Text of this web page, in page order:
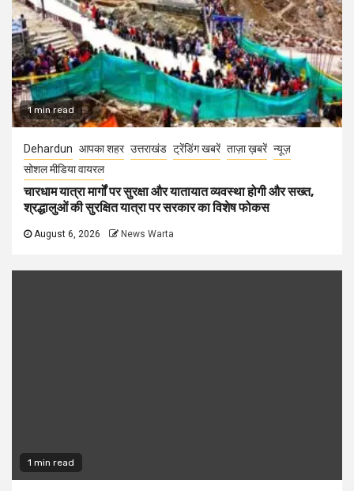
1 min read
Dehardun आपका शहर उत्तराखंड ट्रेंडिंग खबरें ताज़ा ख़बरें न्यूज़
सोशल मीडिया वायरल
चारधाम यात्रा मार्गों पर सुरक्षा और यातायात व्यवस्था होगी और सख्त,
श्रद्धालुओं की सुरक्षित यात्रा पर सरकार का विशेष फोकस
August 6, 2026 News Warta
1 min read